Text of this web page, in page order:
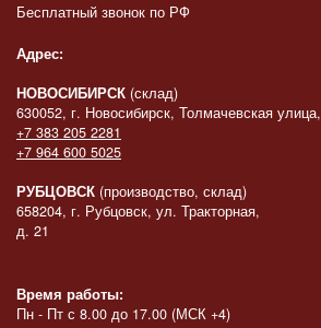
Бесплатный звонок по РФ
Адрес:
НОВОСИБИРСК (склад)
630052, г. Новосибирск, Толмачевская
+7 383 205 2281
+7 964 600 5025
РУБЦОВСК (производство, склад)
658204, г. Рубцовск, ул. Тракторная,
д. 21
Время работы:
Пн - Пт с 8.00 до 17.00 (МСК +4)